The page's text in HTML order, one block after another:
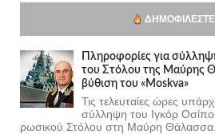
Πληροφορίες για
του Στόλου της Mαύρης
βύθιση του «Moskva»
Τις τελευταίες ώρες
σύλληψη του Ιγκόρ
ρωσικού Στόλου στη Μαύρη Θάλασσα.